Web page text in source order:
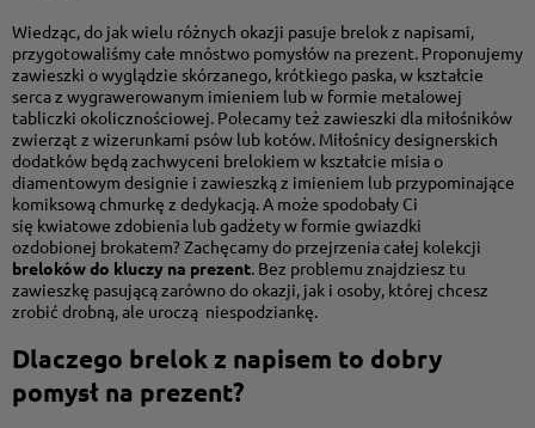
Wiedząc, do jak wielu różnych okazji pasuje brelok z napisami,
przygotowaliśmy całe mnóstwo pomysłów na prezent. Proponujemy
zawieszki o wyglądzie skórzanego, krótkiego paska, w kształcie
serca z wygrawerowanym imieniem lub w formie metalowej
tabliczki okolicznościowej. Polecamy też zawieszki dla miłośników
zwierząt z wizerunkami psów lub kotów. Miłośnicy designerskich
dodatków będą zachwyceni brelokiem w kształcie misia o
diamentowym designie i zawieszką z imieniem lub przypominające
komiksową chmurkę z dedykacją. A może spodobały Ci
się kwiatowe zdobienia lub gadżety w formie gwiazdki
ozdobionej brokatem? Zachęcamy do przejrzenia całej kolekcji
breloków do kluczy na prezent . Bez problemu znajdziesz tu
zawieszkę pasującą zarówno do okazji, jak i osoby, której chcesz
zrobić drobną, ale uroczą niespodziankę.
Dlaczego brelok z napisem to dobry
pomysł na prezent?